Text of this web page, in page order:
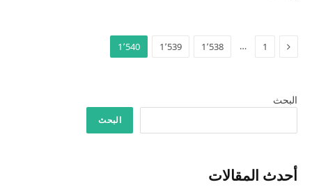
السابق
1
… 1٬538 1٬539 1٬540
البحث
البحث
أحدث المقالات